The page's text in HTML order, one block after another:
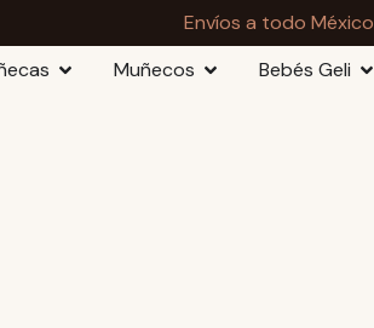
Envíos a todo México
Muñecos Bebés Geli